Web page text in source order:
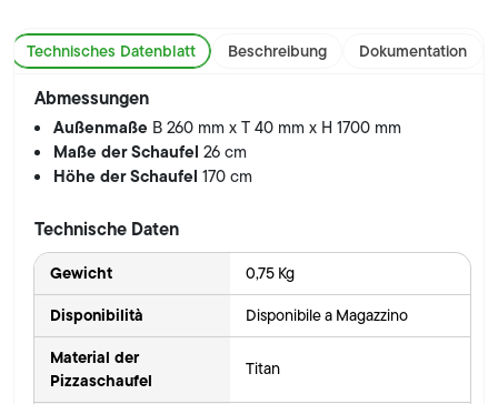
Technisches Datenblatt Beschreibung Dokumentation
Abmessungen
Außenmaße B 260 mm x T 40 mm x H 1700 mm
Maße der Schaufel26 cm
Höhe der Schaufel170 cm
Technische Daten
Gewicht 0,75 Kg
Disponibilità Disponibile a Magazzino
Material der
Pizzaschaufel
Titan